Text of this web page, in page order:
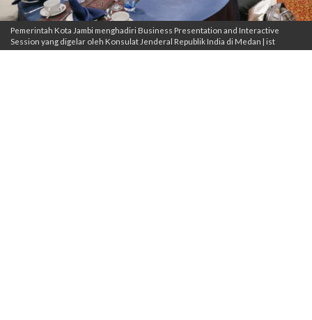
Pemerintah Kota Jambi menghadiri Business Presentation and Interactive
Session yang digelar oleh Konsulat Jenderal Republik India di Medan | ist